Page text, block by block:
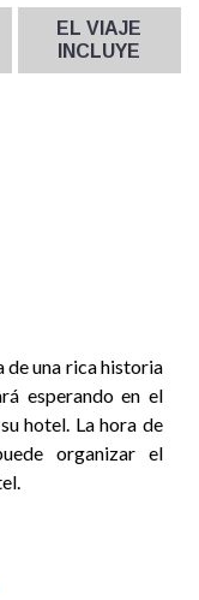
EL VIAJE
INCLUYE
de una rica historia
esperando en el
hotel. La hora de
organizar el